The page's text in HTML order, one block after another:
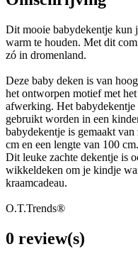
Dit mooie babydekentje kun
warm te houden. Met dit
zó in dromenland.
Deze baby deken is van
het ontworpen motief met
afwerking. Het
gebruikt worden in een
babydekentje is gemaakt
cm en een lengte van 100 cm.
Dit leuke zachte dekentje is
wikkeldeken om je kindje
kraamcadeau.
O.T.Trends®
0 review(s)